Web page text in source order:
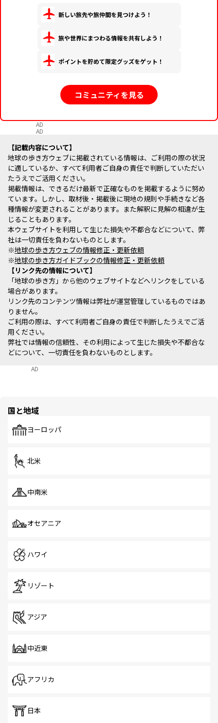
新しい旅先や旅仲間を見つけよう！
旅や世界にまつわる情報を共有しよう！
ポイントを貯めて限定グッズをゲット！
コミュニティを見る
AD
AD
記載内容について
地球の歩き方ウェブに掲載されている情報は、ご利用の際の状況
に適しているか、すべて利用者ご自身の責任で判断していただい
たうえでご活用ください。
掲載情報は、できるだけ最新で正確なものを掲載するように努め
ています。しかし、取材後・掲載後に現地の規則や手続きなど各
種情報が変更されることがあります。また解釈に見解の相違が生
じることもあります。
本ウェブサイトを利用して生じた損失や不都合などについて、弊
社は一切責任を負わないものとします。
※地球の歩き方ウェブの情報修正・更新依頼
※地球の歩き方ガイドブックの情報修正・更新依頼
リンク先の情報について
「地球の歩き方」から他のウェブサイトなどへリンクをしている
場合があります。
リンク先のコンテンツ情報は弊社が運営管理しているものではあ
りません。
ご利用の際は、すべて利用者ご自身の責任で判断したうえでご活
用ください。
弊社では情報の信頼性、その利用によって生じた損失や不都合な
どについて、一切責任を負わないものとします。
AD
国と地域
ヨーロッパ
北米
中南米
オセアニア
ハワイ
リゾート
アジア
中近東
アフリカ
日本